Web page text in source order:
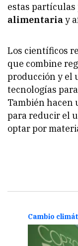
estas
alimentariay
Los científicos
que combine
producción y el
tecnologías
También hacen
para reducir el
optar por
Cambio